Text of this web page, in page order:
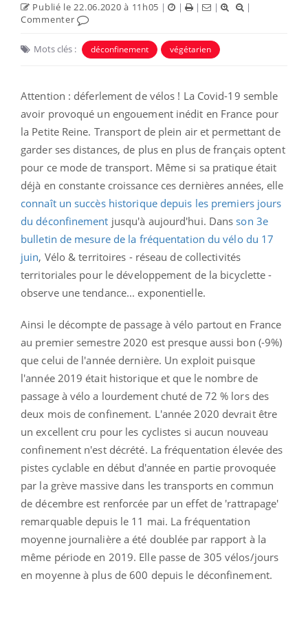
Publié le 22.06.2020 à 11h05 | | | |
|
Commenter
Mots clés : déconfinement végétarien
Attention : déferlement de vélos ! La Covid-19 semble
avoir provoqué un engouement inédit en France pour
la Petite Reine. Transport de plein air et permettant de
garder ses distances, de plus en plus de français optent
pour ce mode de transport. Même si sa pratique était
déjà en constante croissance ces dernières années, elle
connaît un succès historique depuis les premiers jours
du déconfinement jusqu'à aujourd'hui. Dansson 3e
bulletin de mesure de la fréquentation du vélo du 17
juin, Vélo & territoires - réseau de collectivités
territoriales pour le développement de la bicyclette -
observe une tendance... exponentielle.
Ainsi le décompte de passage à vélo partout en France
au premier semestre 2020 est presque aussi bon (-9%)
que celui de l'année dernière. Un exploit puisque
l'année 2019 était historique et que le nombre de
passage à vélo a lourdement chuté de 72 % lors des
deux mois de confinement. L'année 2020 devrait être
un excellent cru pour les cyclistes si aucun nouveau
confinement n'est décrété. La fréquentation élevée des
pistes cyclable en début d'année en partie provoquée
par la grève massive dans les transports en commun
de décembre est renforcée par un effet de 'rattrapage'
remarquable depuis le 11 mai. La fréquentation
moyenne journalière a été doublée par rapport à la
même période en 2019. Elle passe de 305 vélos/jours
en moyenne à plus de 600 depuis le déconfinement.